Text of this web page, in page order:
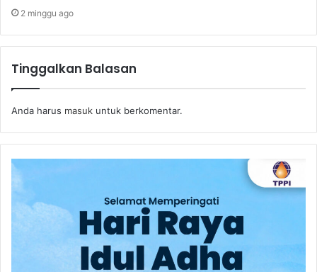
2 minggu ago
Tinggalkan Balasan
Anda harus masuk untuk berkomentar.